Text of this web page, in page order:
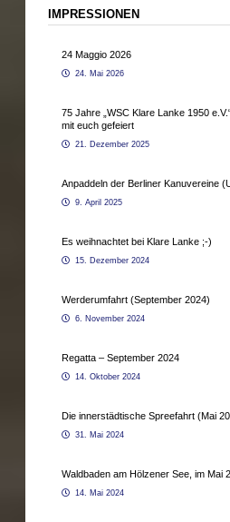
IMPRESSIONEN
24 Maggio 2026
24. Mai 2026
75 Jahre „WSC Klare Lanke 1950
mit euch gefeiert
21. Dezember 2025
Anpaddeln der Berliner Kanuvereine
9. April 2025
Es weihnachtet bei Klare Lanke ;-)
15. Dezember 2024
Werderumfahrt (September 2024)
6. November 2024
Regatta – September 2024
14. Oktober 2024
Die innerstädtische Spreefahrt (Mai
31. Mai 2024
Waldbaden am Hölzener See, im Mai
14. Mai 2024